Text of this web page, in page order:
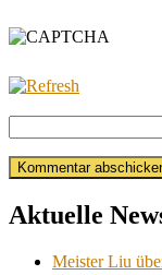
Aktuelle
Meister Liu